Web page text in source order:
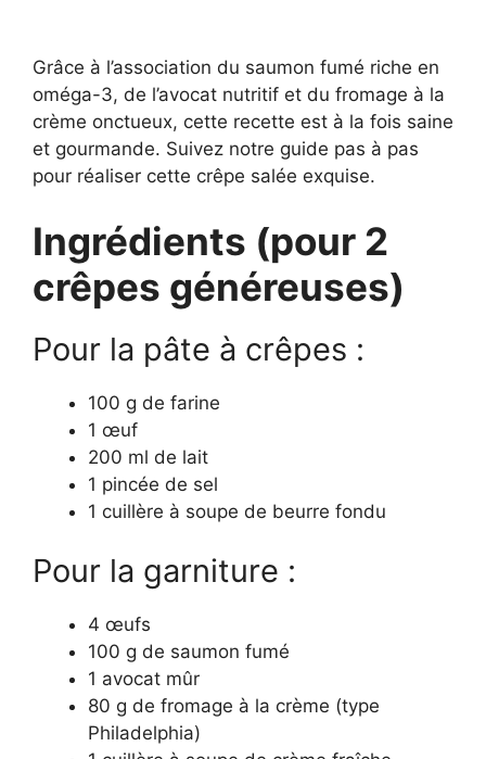
Grâce à l’association du saumon fumé riche en
oméga-3, de l’avocat nutritif et du fromage à la
crème onctueux, cette recette est à la fois saine
et gourmande. Suivez notre guide pas à pas
pour réaliser cette crêpe salée exquise.
Ingrédients (pour 2
crêpes généreuses)
Pour la pâte à crêpes :
100 g de farine
1 œuf
200 ml de lait
1 pincée de sel
1 cuillère à soupe de beurre fondu
Pour la garniture :
4 œufs
100 g de saumon fumé
1 avocat mûr
80 g de fromage à la crème (type
Philadelphia)